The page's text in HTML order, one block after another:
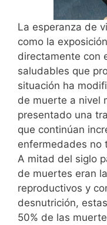
La esperanza de
como la
directamente con
saludables que
situación ha
de muerte a nivel
presentado una
que continúan
enfermedades no
A mitad del siglo
de muertes eran
reproductivos y
desnutrición,
50% de las